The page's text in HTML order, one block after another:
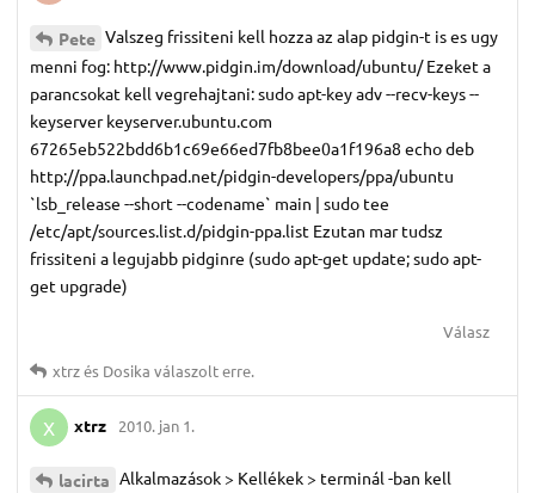
Pete Valszeg frissiteni kell hozza az alap pidgin-t is es ugy
menni fog: http://www.pidgin.im/download/ubuntu/ Ezeket a
parancsokat kell vegrehajtani: sudo apt-key adv --recv-keys --
keyserver keyserver.ubuntu.com
67265eb522bdd6b1c69e66ed7fb8bee0a1f196a8 echo deb
http://ppa.launchpad.net/pidgin-developers/ppa/ubuntu
`lsb_release --short --codename` main | sudo tee
/etc/apt/sources.list.d/pidgin-ppa.list Ezutan mar tudsz
frissiteni a legujabb pidginre (sudo apt-get update; sudo apt-
get upgrade)
Válasz
xtrzés Dosika válaszolt erre.
X xtrz 2010. jan 1.
lacirta Alkalmazások > Kellékek > terminál -ban kell